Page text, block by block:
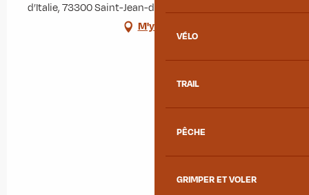
VÉLO
TRAIL
PÊCHE
GRIMPER ET VOLER
d’Italie, 73300 Saint-Jean-de-Maurienne
M'y rendre